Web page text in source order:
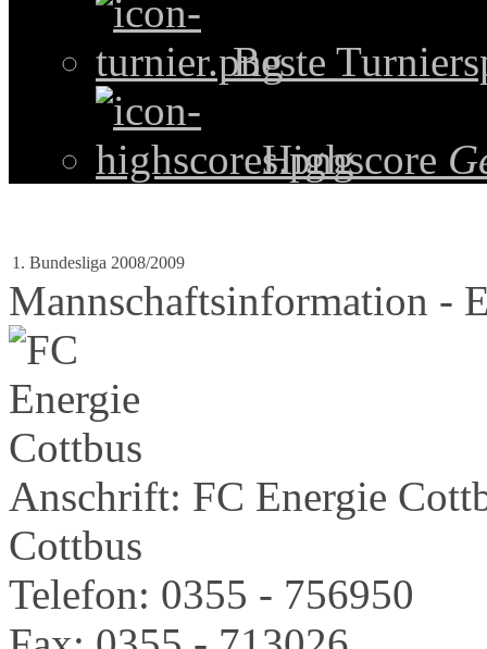
Beste
Highscore
1. Bundesliga 2008/2009
Mannschaftsinformation -
Anschrift: FC Energie
Cottbus
Telefon: 0355 - 756950